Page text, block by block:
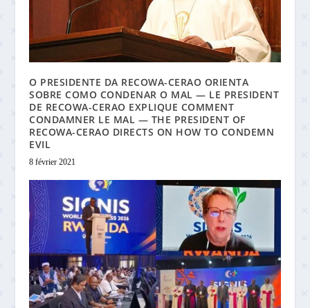
O PRESIDENTE DA RECOWA-CERAO ORIENTA
SOBRE COMO CONDENAR O MAL — LE PRESIDENT
DE RECOWA-CERAO EXPLIQUE COMMENT
CONDAMNER LE MAL — THE PRESIDENT OF
RECOWA-CERAO DIRECTS ON HOW TO CONDEMN
EVIL
8 février 2021